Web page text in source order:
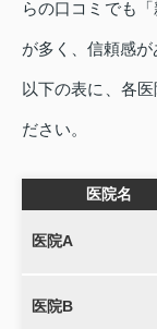
らの口コミでも
が多く、信頼感が
以下の表に、各
ださい。
医院名
医院A
医院B